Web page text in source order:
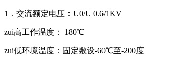
1．交流额定电压：U0/U 0.6/1KV
zui高工作温度： 180℃
zui低环境温度：固定敷设-60℃至-200度